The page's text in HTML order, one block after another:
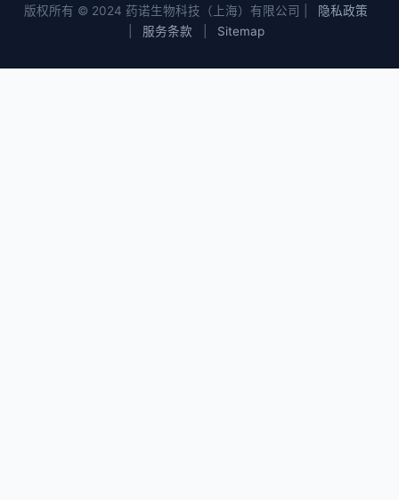
版权所有 © 2024 药诺生物科技（上海）有限公司 |
隐私政策
服务条款 Sitemap